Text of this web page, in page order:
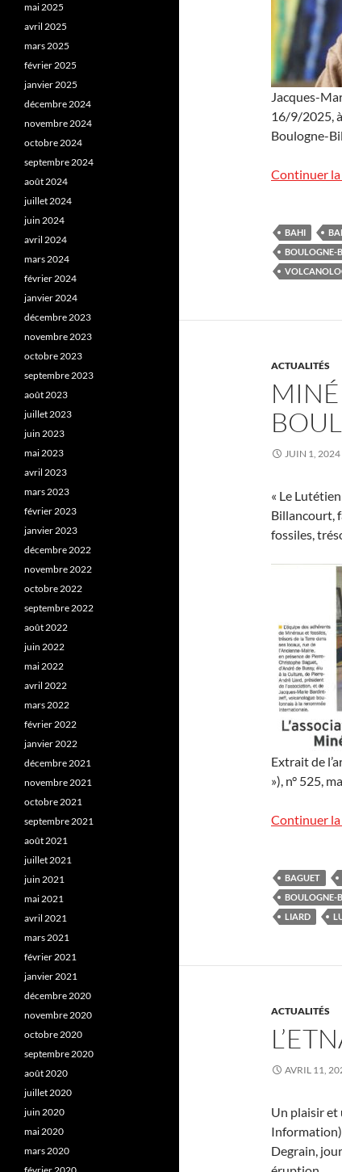
Jacques-
16/9/2025,
Boulogne-
Continuer
BAHI
BOULOGNE-
ACTUALITÉS
JUIN 1, 2024
« Le
Billancourt,
fossiles,
Extrait de
»), n° 525,
Continuer
BAGUET
BOULOGNE-
LIARD
ACTUALITÉS
AVRIL 11,
Un plaisir et
Degrain,
mai 2025
avril 2025
mars 2025
février 2025
janvier 2025
décembre 2024
novembre 2024
octobre 2024
septembre 2024
août 2024
juillet 2024
juin 2024
avril 2024
mars 2024
février 2024
janvier 2024
décembre 2023
novembre 2023
octobre 2023
septembre 2023
août 2023
juillet 2023
juin 2023
mai 2023
avril 2023
mars 2023
février 2023
janvier 2023
décembre 2022
novembre 2022
octobre 2022
septembre 2022
août 2022
juin 2022
mai 2022
avril 2022
mars 2022
février 2022
janvier 2022
décembre 2021
novembre 2021
octobre 2021
septembre 2021
août 2021
juillet 2021
juin 2021
mai 2021
avril 2021
mars 2021
février 2021
janvier 2021
décembre 2020
novembre 2020
octobre 2020
septembre 2020
août 2020
juillet 2020
juin 2020
mai 2020
mars 2020